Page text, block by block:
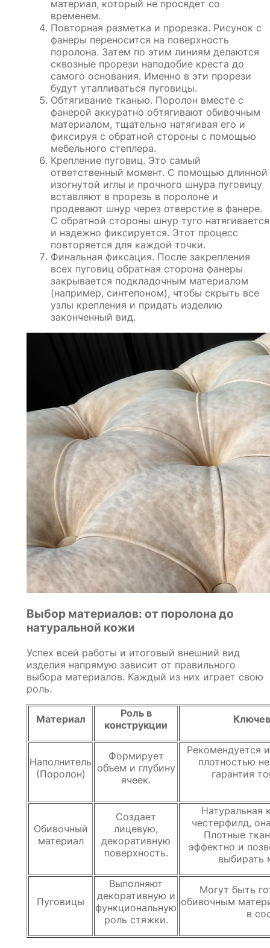
материал, который не просядет со
временем.
Повторная разметка и прорезка. Рисунок с
фанеры переносится на поверхность
поролона. Затем по этим линиям делаются
сквозные прорези наподобие креста до
самого основания. Именно в эти прорези
будут утапливаться пуговицы.
Обтягивание тканью. Поролон вместе с
фанерой аккуратно обтягивают обивочным
материалом, тщательно натягивая его и
фиксируя с обратной стороны с помощью
мебельного степлера.
Крепление пуговиц. Это самый
ответственный момент. С помощью длинной
изогнутой иглы и прочного шнура пуговицу
вставляют в прорезь в поролоне и
продевают шнур через отверстие в фанере.
С обратной стороны шнур туго натягивается
и надежно фиксируется. Этот процесс
повторяется для каждой точки.
Финальная фиксация. После закрепления
всех пуговиц обратная сторона фанеры
закрывается подкладочным материалом
(например, синтепоном), чтобы скрыть все
узлы крепления и придать изделию
законченный вид.
Выбор материалов: от поролона до
натуральной кожи
Успех всей работы и итоговый внешний вид
изделия напрямую зависит от правильного
выбора материалов. Каждый из них играет свою
роль.
Материал
Роль в
конструкции
Наполнитель
(Поролон)
Формирует
объем и глубину
ячеек.
Рекомендуется
плотностью
гарантия
Обивочный
материал
Создает
лицевую,
декоративную
поверхность.
Натуральная
честерфилд,
Плотные
эффектно и
выбирать
Пуговицы
Выполняют
декоративную и
функциональную
роль стяжки.
Могут быть
обивочным
в